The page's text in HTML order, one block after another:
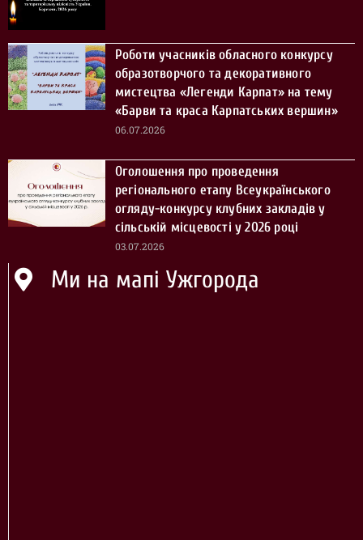
Роботи учасників обласного конкурсу
образотворчого та декоративного
мистецтва «Легенди Карпат» на тему
«Барви та краса Карпатських вершин»
06.07.2026
Оголошення про проведення
регіонального етапу Всеукраїнського
огляду-конкурсу клубних закладів у
сільській місцевості у 2026 році
03.07.2026
Ми на мапі Ужгорода